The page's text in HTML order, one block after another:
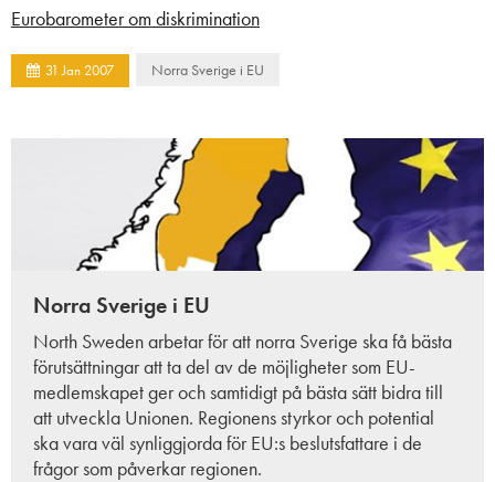
Eurobarometer om diskrimination
31 Jan 2007 Norra Sverige i EU
Norra Sverige i EU
North Sweden arbetar för att norra Sverige ska få bästa
förutsättningar att ta del av de möjligheter som EU-
medlemskapet ger och samtidigt på bästa sätt bidra till
att utveckla Unionen. Regionens styrkor och potential
ska vara väl synliggjorda för EU:s beslutsfattare i de
frågor som påverkar regionen.